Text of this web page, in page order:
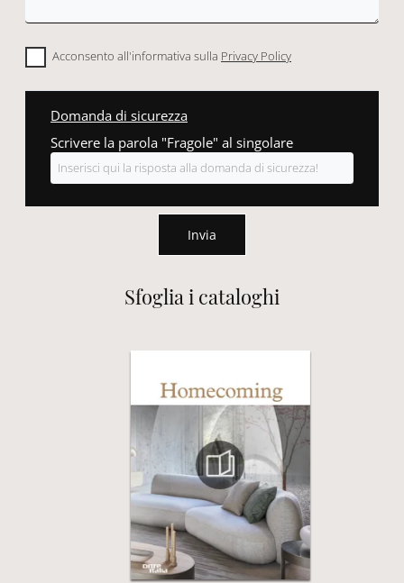
Sfoglia i cataloghi
Acconsento all'informativa sulla Privacy Policy
Domanda di sicurezza
Scrivere la parola "Fragole" al singolare
Invia